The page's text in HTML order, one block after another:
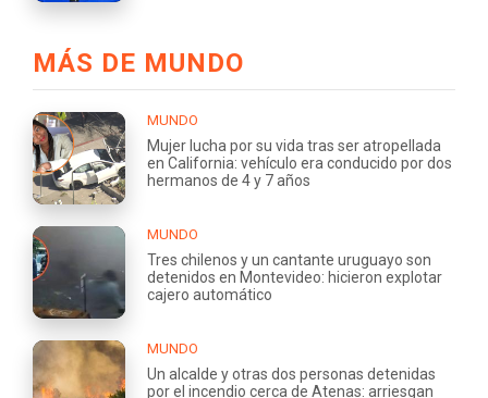
MÁS DE MUNDO
MUNDO
Mujer lucha por su vida tras ser atropellada
en California: vehículo era conducido por dos
hermanos de 4 y 7 años
MUNDO
Tres chilenos y un cantante uruguayo son
detenidos en Montevideo: hicieron explotar
cajero automático
MUNDO
Un alcalde y otras dos personas detenidas
por el incendio cerca de Atenas: arriesgan